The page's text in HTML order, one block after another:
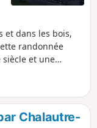
et dans les bois,
randonnée
et une
Chalautre-